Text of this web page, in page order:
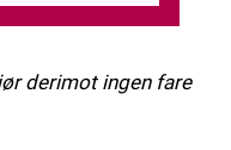
derimot ingen fare